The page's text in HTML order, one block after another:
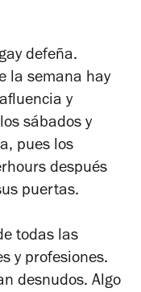
defeña.
la semana hay
y
sábados y
pues los
después
puertas.
todas las
y profesiones.
desnudos. Algo